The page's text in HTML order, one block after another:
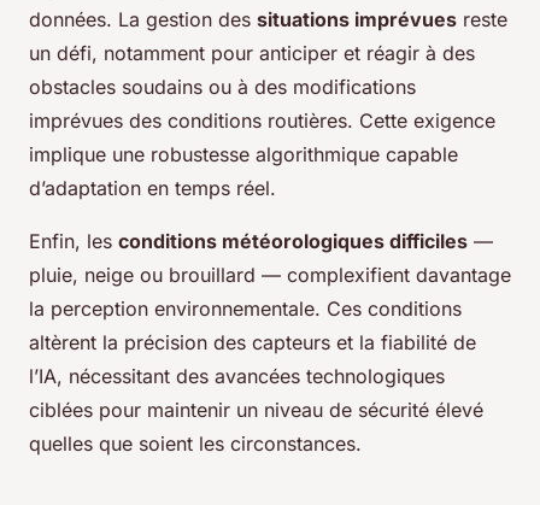
données. La gestion des situations imprévues reste
un défi, notamment pour anticiper et réagir à des
obstacles soudains ou à des modifications
imprévues des conditions routières. Cette exigence
implique une robustesse algorithmique capable
d’adaptation en temps réel.
Enfin, les conditions météorologiques difficiles —
pluie, neige ou brouillard — complexifient davantage
la perception environnementale. Ces conditions
altèrent la précision des capteurs et la fiabilité de
l’IA, nécessitant des avancées technologiques
ciblées pour maintenir un niveau de sécurité élevé
quelles que soient les circonstances.